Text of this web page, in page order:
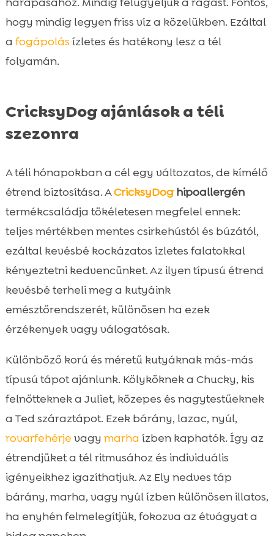
hogy mindig legyen friss víz a közelükben. Ezáltal
a fogápolás ízletes és hatékony lesz a tél
folyamán.
CricksyDog ajánlások a téli
szezonra
A téli hónapokban a cél egy változatos, de kímélő
étrend biztosítása. ACricksyDoghipoallergén
termékcsaládja tökéletesen megfelel ennek:
teljes mértékben mentes csirkehústól és búzától,
ezáltal kevésbé kockázatos ízletes falatokkal
kényeztetni kedvencünket. Az ilyen típusú étrend
kevésbé terheli meg a kutyáink
emésztőrendszerét, különösen ha ezek
érzékenyek vagy válogatósak.
Különböző korú és méretű kutyáknak más-más
típusú tápot ajánlunk. Kölyköknek a Chucky, kis
felnőtteknek a Juliet, közepes és nagytestűeknek
a Ted száraztápot. Ezek bárány, lazac, nyúl,
rovarfehérje vagy marha ízben kaphatók. Így az
étrendjüket a tél ritmusához és individuális
igényeikhez igazíthatjuk. Az Ely nedves táp
bárány, marha, vagy nyúl ízben különösen illatos,
ha enyhén felmelegítjük, fokozva az étvágyat a